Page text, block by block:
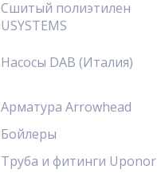
Сшитый полиэтилен
USYSTEMS
Насосы DAB (Италия)
Арматура Arrowhead
Бойлеры
Труба и фитинги Uponor